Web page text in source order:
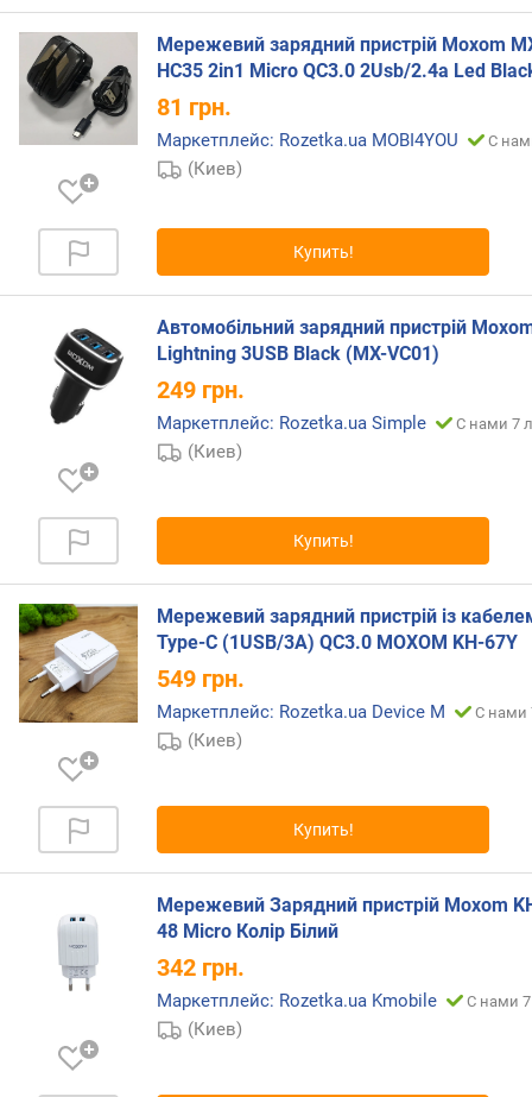
в
о
д
н
о
а
я
(
В
т
о
о
с
т
ь
з
а
р
д
и
а
(
В
Мережевий зарядний пристрій Moxom
HC35 2in1 Micro QC3.0 2Usb/2.4a Led
81 грн.
Маркетплейс: Rozetka.ua MOBI4YOU С
(Киев)
Купить!
Автомобільний зарядний пристрій
Lightning 3USB Black (MX-VC01)
249 грн.
Маркетплейс: Rozetka.ua Simple С нами 7
(Киев)
Купить!
Мережевий зарядний пристрій із
Type-C (1USB/3A) QC3.0 MOXOM KH-67Y
549 грн.
Маркетплейс: Rozetka.ua Device M С нами
(Киев)
Купить!
Мережевий Зарядний пристрій Moxom
48 Micro Колір Білий
342 грн.
Маркетплейс: Rozetka.ua Kmobile С нами 7
(Киев)